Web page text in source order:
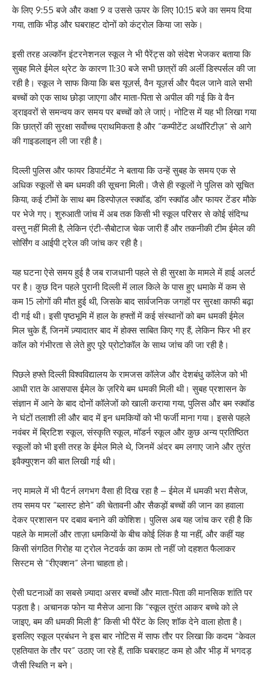
के लिए 9:55 बजे और कक्षा 9 व उससे ऊपर के लिए 10:15 बजे का समय दिया
गया, ताकि भीड़ और घबराहट दोनों को कंट्रोल किया जा सके।
इसी तरह अल्कॉन इंटरनेशनल स्कूल ने भी पैरेंट्स को संदेश भेजकर बताया कि
सुबह मिले ईमेल थ्रेट के कारण 11:30 बजे सभी छात्रों की अर्ली डिस्पर्सल की जा
रही है। स्कूल ने साफ किया कि बस यूज़र्स, वैन यूज़र्स और पैदल जाने वाले सभी
बच्चों को एक साथ छोड़ा जाएगा और माता-पिता से अपील की गई कि वे वैन
ड्राइवरों से समन्वय कर समय पर बच्चों को ले जाएं। नोटिस में यह भी लिखा गया
कि छात्रों की सुरक्षा सर्वोच्च प्राथमिकता है और “कम्पीटेंट अथॉरिटीज़” से आगे
की गाइडलाइन ली जा रही है।
दिल्ली पुलिस और फायर डिपार्टमेंट ने बताया कि उन्हें सुबह के समय एक से
अधिक स्कूलों से बम धमकी की सूचना मिली। जैसे ही स्कूलों ने पुलिस को सूचित
किया, कई टीमों के साथ बम डिस्पोज़ल स्क्वॉड, डॉग स्क्वॉड और फायर टेंडर मौके
पर भेजे गए। शुरुआती जांच में अब तक किसी भी स्कूल परिसर से कोई संदिग्ध
वस्तु नहीं मिली है, लेकिन एंटी-सैबोटाज चेक जारी हैं और तकनीकी टीम ईमेल की
सोर्सिंग व आईपी ट्रेल की जांच कर रही है।
यह घटना ऐसे समय हुई है जब राजधानी पहले से ही सुरक्षा के मामले में हाई अलर्ट
पर है। कुछ दिन पहले पुरानी दिल्ली में लाल किले के पास हुए धमाके में कम से
कम 15 लोगों की मौत हुई थी, जिसके बाद सार्वजनिक जगहों पर सुरक्षा काफी बढ़ा
दी गई थी। इसी पृष्ठभूमि में हाल के हफ्तों में कई संस्थानों को बम धमकी ईमेल
मिल चुके हैं, जिनमें ज़्यादातर बाद में होक्स साबित किए गए हैं, लेकिन फिर भी हर
कॉल को गंभीरता से लेते हुए पूरे प्रोटोकॉल के साथ जांच की जा रही है।
पिछले हफ्ते दिल्ली विश्वविद्यालय के रामजस कॉलेज और देशबंधु कॉलेज को भी
आधी रात के आसपास ईमेल के ज़रिये बम धमकी मिली थी। सुबह प्रशासन के
संज्ञान में आने के बाद दोनों कॉलेजों को खाली कराया गया, पुलिस और बम स्क्वॉड
ने घंटों तलाशी ली और बाद में इन धमकियों को भी फर्जी माना गया। इससे पहले
नवंबर में ब्रिटिश स्कूल, संस्कृति स्कूल, मॉडर्न स्कूल और कुछ अन्य प्रतिष्ठित
स्कूलों को भी इसी तरह के ईमेल मिले थे, जिनमें अंदर बम लगाए जाने और तुरंत
इवैक्युएशन की बात लिखी गई थी।
नए मामले में भी पैटर्न लगभग वैसा ही दिख रहा है – ईमेल में धमकी भरा मैसेज,
तय समय पर “ब्लास्ट होने” की चेतावनी और सैकड़ों बच्चों की जान का हवाला
देकर प्रशासन पर दबाव बनाने की कोशिश। पुलिस अब यह जांच कर रही है कि
पहले के मामलों और ताज़ा धमकियों के बीच कोई लिंक है या नहीं, और कहीं यह
किसी संगठित गिरोह या ट्रोल नेटवर्क का काम तो नहीं जो दहशत फैलाकर
सिस्टम से “रीएक्शन” लेना चाहता हो।
ऐसी घटनाओं का सबसे ज़्यादा असर बच्चों और माता-पिता की मानसिक शांति पर
पड़ता है। अचानक फोन या मैसेज आना कि “स्कूल तुरंत आकर बच्चे को ले
जाइए, बम की धमकी मिली है” किसी भी पैरेंट के लिए शॉक देने वाला होता है।
इसलिए स्कूल प्रबंधन ने इस बार नोटिस में साफ तौर पर लिखा कि कदम “केवल
एहतियात के तौर पर” उठाए जा रहे हैं, ताकि घबराहट कम हो और भीड़ में भगदड़
जैसी स्थिति न बने।